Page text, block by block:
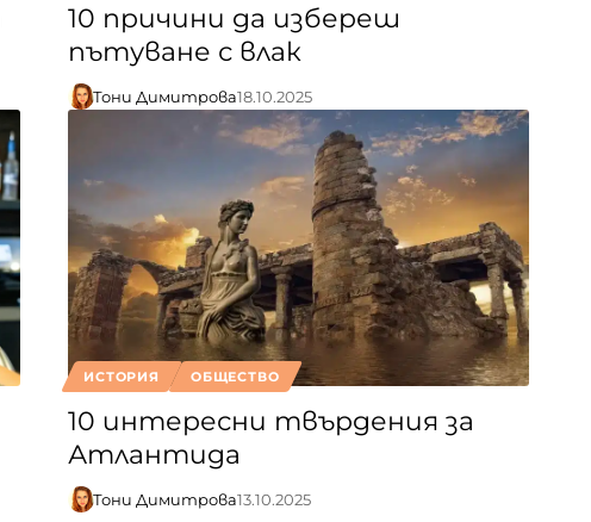
10 причини да избереш
пътуване с влак
Тони Димитрова18.10.2025
ИСТОРИЯ ОБЩЕСТВО
10 интересни твърдения за
Атлантида
Тони Димитрова13.10.2025